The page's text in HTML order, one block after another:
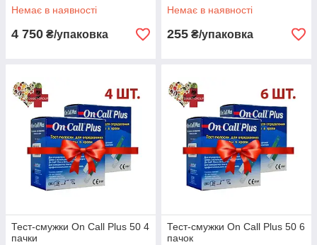
Немає в наявності
4 750 ₴/упаковка
Немає в наявності
255 ₴/упаковка
Тест-смужки On Call Plus 50 4
пачки
Тест-смужки On Call Plus 50 6
пачок